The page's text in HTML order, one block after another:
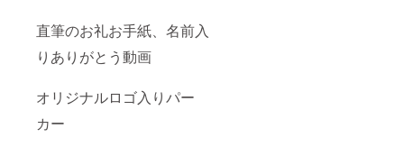
直筆のお礼お手紙、名前入
りありがとう動画
オリジナルロゴ入りパー
カー